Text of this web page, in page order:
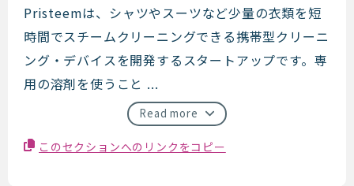
Pristeem
Pristeemは、シャツやスーツなど少量の衣類を短
時間でスチームクリーニングできる携帯型クリーニ
ング・デバイスを開発するスタートアップです。専
用の溶剤を使うこと ...
Read more
このセクションへのリンクをコピー